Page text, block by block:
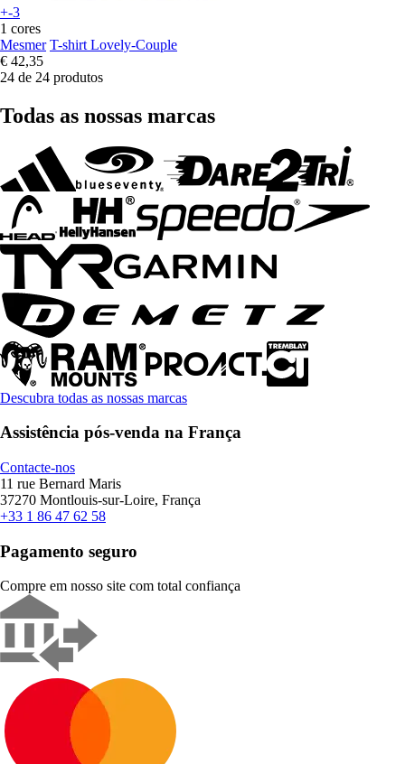
+-3
1 cores
Mesmer T-shirt Lovely-Couple
€ 42,35
24 de 24 produtos
Todas as nossas marcas
Descubra todas as nossas marcas
Assistência pós-venda na França
Contacte-nos
11 rue Bernard Maris
37270 Montlouis-sur-Loire, França
+33 1 86 47 62 58
Pagamento seguro
Compre em nosso site com total confiança